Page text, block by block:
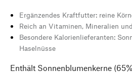
Ergänzendes Kraftfutter: reine
Reich an Vitaminen, Mineralien
Besondere Kalorienlieferanten:
Haselnüsse
Enthält Sonnenblumenkerne